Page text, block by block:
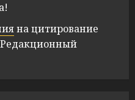
на цитирование